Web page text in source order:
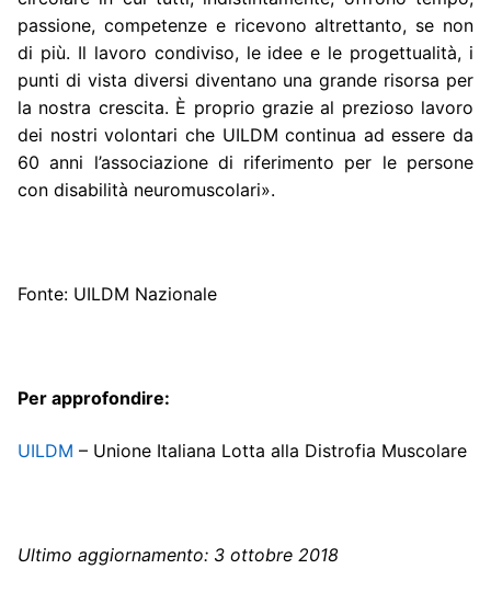
passione, competenze e ricevono altrettanto, se non
di più. Il lavoro condiviso, le idee e le progettualità, i
punti di vista diversi diventano una grande risorsa per
la nostra crescita. È proprio grazie al prezioso lavoro
dei nostri volontari che UILDM continua ad essere da
60 anni l’associazione di riferimento per le persone
con disabilità neuromuscolari».
Fonte: UILDM Nazionale
Per approfondire:
UILDM – Unione Italiana Lotta alla Distrofia Muscolare
Ultimo aggiornamento: 3 ottobre 2018